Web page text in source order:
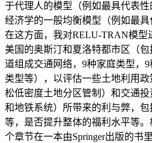
于代理人的模型（例如最具代表性
经济学的一般均衡模型（例如最具
在这方面，我对RELU-TRAN模型
美国的奥斯汀和夏洛特都市区（
道组成交通网络，9种家庭类型，
类型等），以评估一些土地利用
松低密度土地分区管制）和交通
和地铁系统）所带来的利与弊，
等，是否提升整体的福利水平等
个章节在一本由Springer出版的书